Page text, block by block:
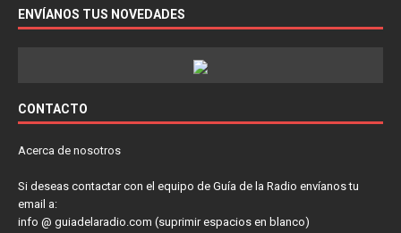
ENVÍANOS TUS NOVEDADES
CONTACTO
Acerca de nosotros
Si deseas contactar con el equipo de Guía de la Radio envíanos tu
email a:
info @ guiadelaradio.com (suprimir espacios en blanco)